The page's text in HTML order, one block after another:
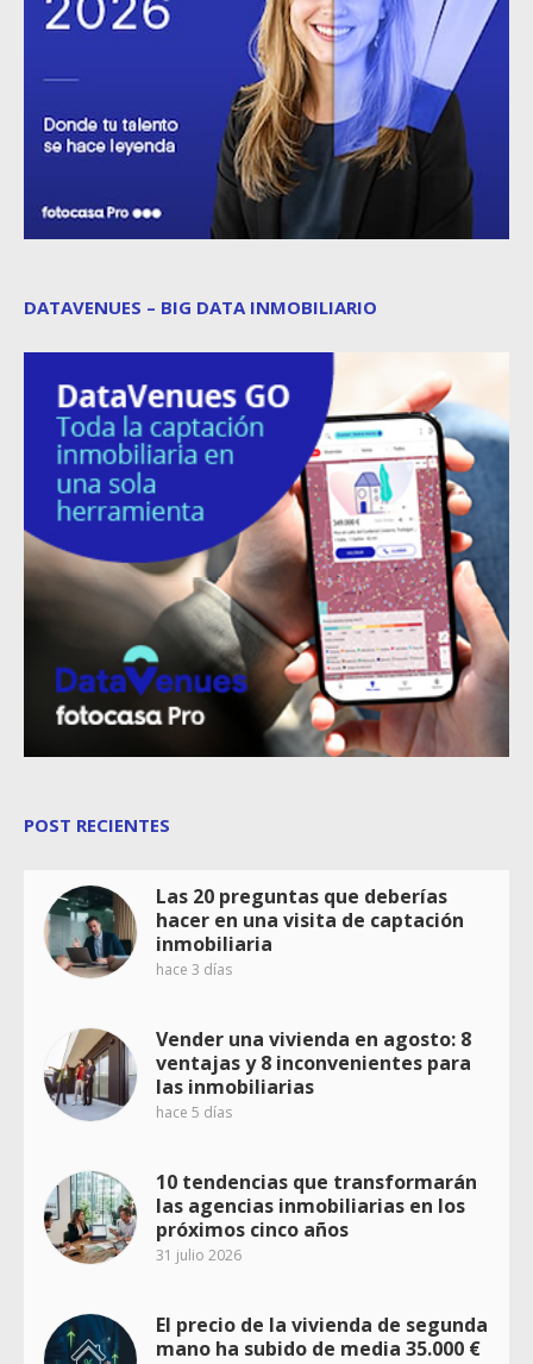
DATAVENUES – BIG DATA INMOBILIARIO
POST RECIENTES
Las 20 preguntas que deberías
hacer en una visita de captación
inmobiliaria
hace 3 días
Vender una vivienda en agosto: 8
ventajas y 8 inconvenientes para
las inmobiliarias
hace 5 días
10 tendencias que transformarán
las agencias inmobiliarias en los
próximos cinco años
31 julio 2026
El precio de la vivienda de segunda
mano ha subido de media 35.000 €